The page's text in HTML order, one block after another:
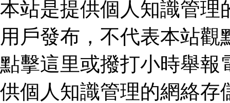
本站是提供個人知識管理
用戶發布，不代表本站
點擊這里或撥打小時舉報
供個人知識管理的網絡存